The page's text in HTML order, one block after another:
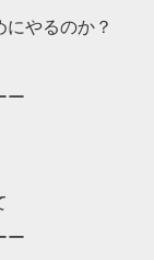
やるのか？
ー
ー